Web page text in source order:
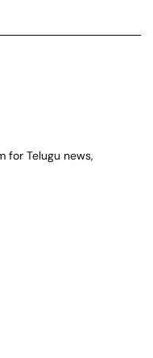
for Telugu news,